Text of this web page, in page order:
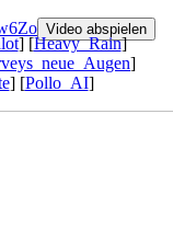
Video abspielen
] [Heavy_Rain]
]
] [Pollo_AI]